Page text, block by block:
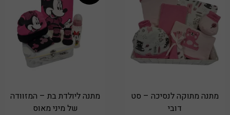
מתנה מתוקה לנסיכה – סט
דובי
מתנה ליולדת בת – המזוודה
של מיני מאוס